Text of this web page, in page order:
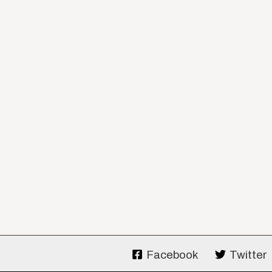
Facebook Twitter